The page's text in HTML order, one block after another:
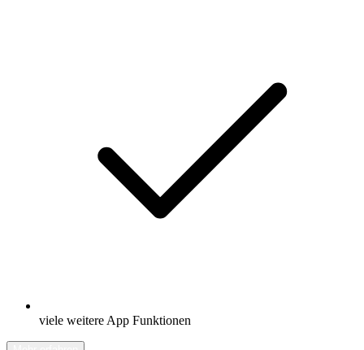
viele weitere App Funktionen